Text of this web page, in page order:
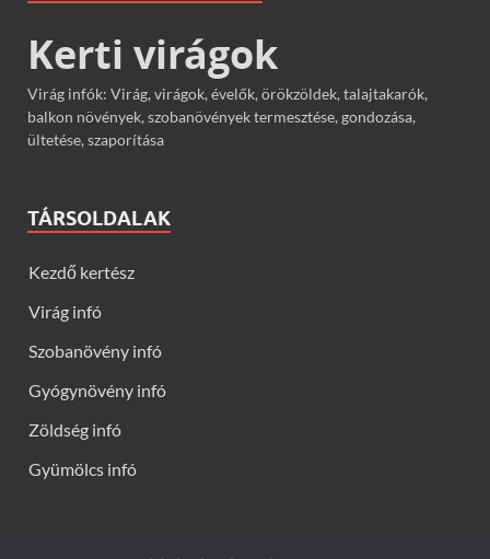
Kerti virágok
Virág infók: Virág, virágok, évelők, örökzöldek, talajtakarók,
balkon növények, szobanövények termesztése, gondozása,
ültetése, szaporítása
TÁRSOLDALAK
Kezdő kertész
Virág infó
Szobanövény infó
Gyógynövény infó
Zöldség infó
Gyümölcs infó